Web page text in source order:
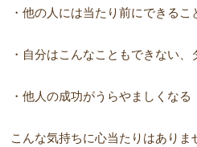
・他の人には当たり前にできる
・自分はこんなこともできない、
・他人の成功がうらやましくなる
こんな気持ちに心当たりはありま